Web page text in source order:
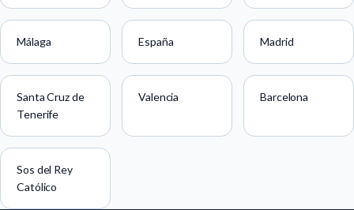
Málaga España Madrid
Santa Cruz de
Tenerife
Valencia Barcelona
Sos del Rey
Católico